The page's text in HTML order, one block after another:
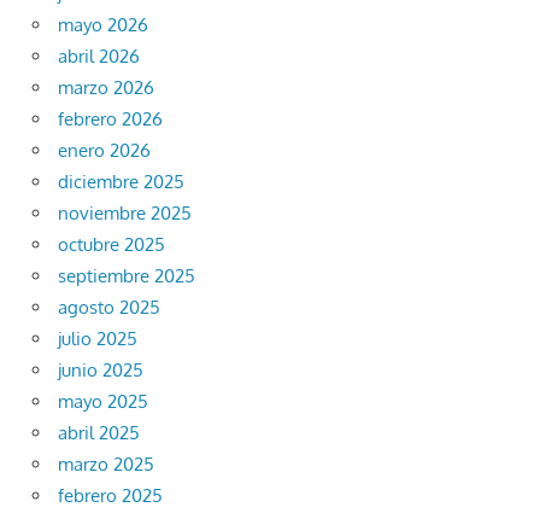
mayo 2026
abril 2026
marzo 2026
febrero 2026
enero 2026
diciembre 2025
noviembre 2025
octubre 2025
septiembre 2025
agosto 2025
julio 2025
junio 2025
mayo 2025
abril 2025
marzo 2025
febrero 2025